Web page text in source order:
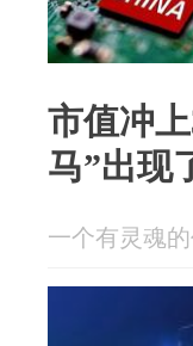
市值冲
马”出现
一个有灵魂